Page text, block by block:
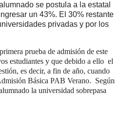
se postula a la estatal
un 43%. El 30% restante
privadas y por los
prueba de admisión de este
estudiantes y que debido a ello el
es decir, a fin de año, cuando
Básica PAB Verano. Según
la universidad sobrepasa